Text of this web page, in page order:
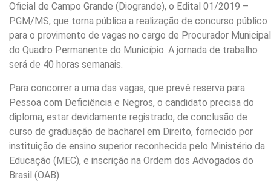
Oficial de Campo Grande (Diogrande), o Edital 01/2019 –
PGM/MS, que torna pública a realização de concurso público
para o provimento de vagas no cargo de Procurador Municipal
do Quadro Permanente do Município. A jornada de trabalho
será de 40 horas semanais.
Para concorrer a uma das vagas, que prevê reserva para
Pessoa com Deficiência e Negros, o candidato precisa do
diploma, estar devidamente registrado, de conclusão de
curso de graduação de bacharel em Direito, fornecido por
instituição de ensino superior reconhecida pelo Ministério da
Educação (MEC), e inscrição na Ordem dos Advogados do
Brasil (OAB).